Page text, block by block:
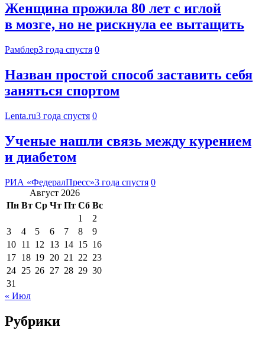
Женщина прожила 80 лет с иглой
в мозге, но не рискнула ее вытащить
Рамблер3 года спустя 0
Назван простой способ заставить себя
заняться спортом
Lenta.ru3 года спустя 0
Ученые нашли связь между курением
и диабетом
РИА «ФедералПресс»3 года спустя 0
Август 2026
Пн Вт Ср Чт Пт Сб Вс
1
2
3
4 5 6 7 8
9
10 11 12 13 14 15 16
17 18 19 20 21 22 23
24 25 26 27 28 29 30
31
« Июл
Рубрики